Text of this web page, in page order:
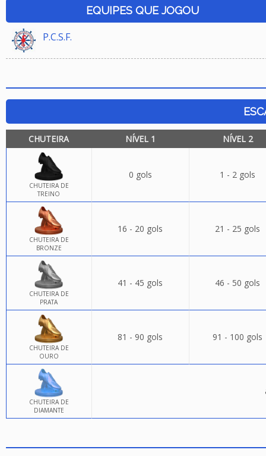
EQUIPES QUE JOGOU
P.C.S.F.
CHUTEIRA NÍVEL 1 NÍVEL 2
CHUTEIRA DE
TREINO
0 gols 1 - 2 gols
CHUTEIRA DE
BRONZE
16 - 20 gols 21 - 25 gols
CHUTEIRA DE
PRATA
41 - 45 gols 46 - 50 gols
CHUTEIRA DE
OURO
81 - 90 gols 91 - 100 gols
CHUTEIRA DE
DIAMANTE